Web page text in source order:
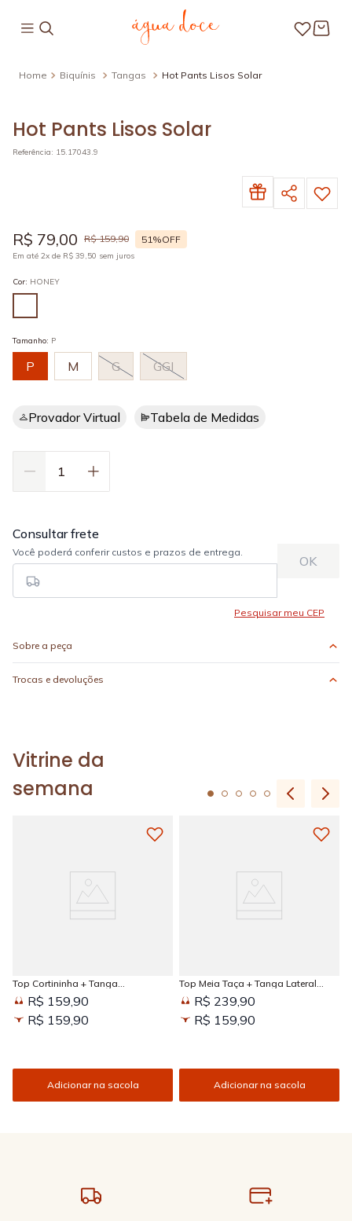
Biquínis Tangas Hot Pants Lisos Solar
Hot Pants Lisos Solar
Referência: 15.17043.9
R$ 79,00 R$ 159,90 51%OFF
Em até 2x de R$ 39,50 sem juros
Cor: HONEY
Tamanho: P
P M G GGI
Provador Virtual Tabela de Medidas
Sobre a peça
Trocas e devoluções
Vitrine da
semana
Top Cortininha + Tanga
Amarradinha Estampada Sun
KissedR$ 159,90
R$ 159,90
Adicionar na sacola
Top Meia Taça + Tanga Lateral
Larga Estampada Sun Kissed
R$ 239,90
R$ 159,90
Adicionar na sacola